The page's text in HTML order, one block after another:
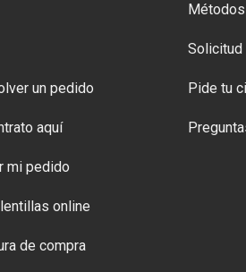
un pedido
aquí
mi pedido
online
de compra
Pide tu